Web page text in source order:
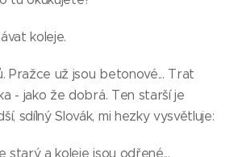
koleje.
Pražce už jsou betonové... Trat
- jako že dobrá. Ten starší je
sdílný Slovák, mi hezky vysvětluje:
starý a koleje jsou odřené...